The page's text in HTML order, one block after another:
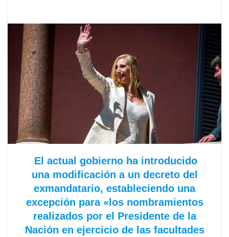
El actual gobierno ha introducido
una modificación a un decreto del
exmandatario, estableciendo una
excepción para «los nombramientos
realizados por el Presidente de la
Nación en ejercicio de las facultades